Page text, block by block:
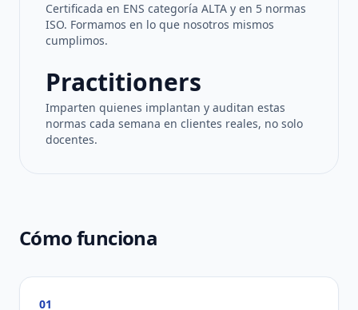
Certificada en ENS categoría ALTA y en 5 normas
ISO. Formamos en lo que nosotros mismos
cumplimos.
Practitioners
Imparten quienes implantan y auditan estas
normas cada semana en clientes reales, no solo
docentes.
Cómo funciona
01